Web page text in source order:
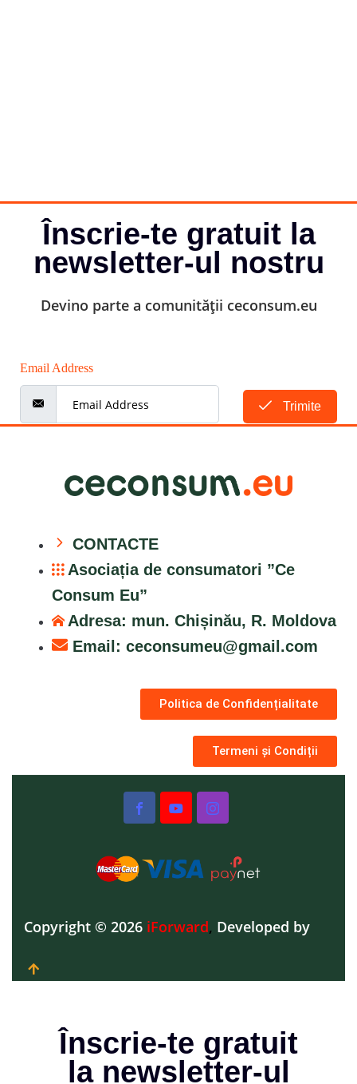
Înscrie-te gratuit la
newsletter-ul nostru
Devino parte a comunității ceconsum.eu
Email Address
Trimite
CONTACTE
Asociația de consumatori ”Ce
Consum Eu”
Adresa: mun. Chișinău, R. Moldova
Email: ceconsumeu@gmail.com
Politica de Confidențialitate
Termeni și Condiții
Copyright © 2026 iForward, Developed by
Înscrie-te gratuit
la newsletter-ul